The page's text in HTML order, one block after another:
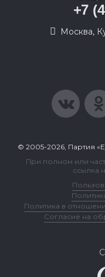
+7
Москва,
© 2005-2026, Партия
При полном или
ссылка
Политика в
Согласие на